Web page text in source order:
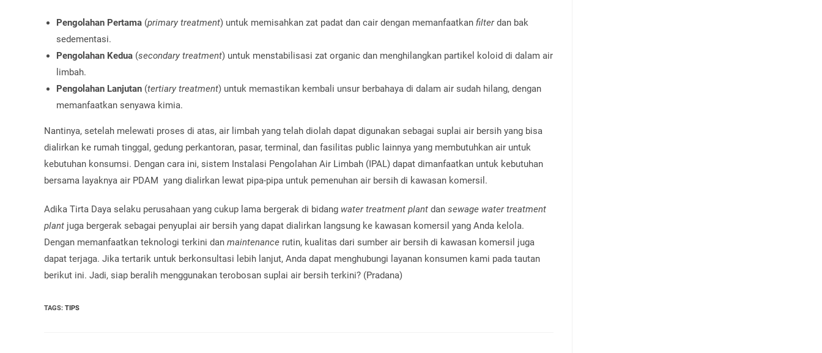
Pengolahan Pertama (primary treatment) untuk memisahkan zat padat dan cair dengan memanfaatkan filterdan bak
sedementasi.
Pengolahan Kedua (secondary treatment) untuk menstabilisasi zat organic dan menghilangkan partikel koloid di dalam air
limbah.
Pengolahan Lanjutan (tertiary treatment) untuk memastikan kembali unsur berbahaya di dalam air sudah hilang, dengan
memanfaatkan senyawa kimia.
Nantinya, setelah melewati proses di atas, air limbah yang telah diolah dapat digunakan sebagai suplai air bersih yang bisa
dialirkan ke rumah tinggal, gedung perkantoran, pasar, terminal, dan fasilitas public lainnya yang membutuhkan air untuk
kebutuhan konsumsi. Dengan cara ini, sistem Instalasi Pengolahan Air Limbah (IPAL) dapat dimanfaatkan untuk kebutuhan
bersama layaknya air PDAM yang dialirkan lewat pipa-pipa untuk pemenuhan air bersih di kawasan komersil.
Adika Tirta Daya selaku perusahaan yang cukup lama bergerak di bidang water treatment plant dan sewage water treatment
plant juga bergerak sebagai penyuplai air bersih yang dapat dialirkan langsung ke kawasan komersil yang Anda kelola.
Dengan memanfaatkan teknologi terkini dan maintenance rutin, kualitas dari sumber air bersih di kawasan komersil juga
dapat terjaga. Jika tertarik untuk berkonsultasi lebih lanjut, Anda dapat menghubungi layanan konsumen kami pada tautan
berikut ini. Jadi, siap beralih menggunakan terobosan suplai air bersih terkini? (Pradana)
TAGS: TIPS